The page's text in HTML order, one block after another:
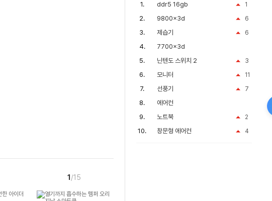
1 /15
1
ddr5 16gb
6
9800x3d
6
제습기
7700x3d
3
닌텐도 스위치 2
11
모니터
7
선풍기
에어컨
2
노트북
4
창문형 에어컨